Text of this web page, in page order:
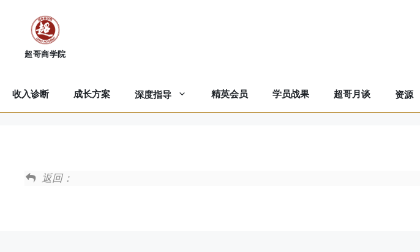
收入诊断 成长方案 深度指导 精英会员 学员战果 超哥月谈 资源
返回：